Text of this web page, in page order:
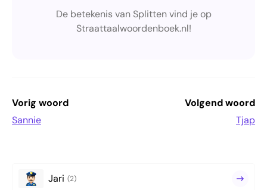
De betekenis van Splitten vind je op
Straattaalwoordenboek.nl!
Vorig woord
Sannie
Volgend woord
Tjap
Jari (2)